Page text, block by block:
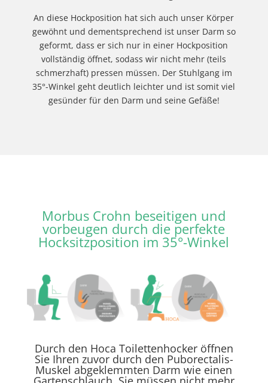
An diese Hockposition hat sich auch unser Körper
gewöhnt und dementsprechend ist unser Darm so
geformt, dass er sich nur in einer Hockposition
vollständig öffnet, sodass wir nicht mehr (teils
schmerzhaft) pressen müssen. Der Stuhlgang im
35°-Winkel geht deutlich leichter und ist somit viel
gesünder für den Darm und seine Gefäße!
Morbus Crohn beseitigen und
vorbeugen durch die perfekte
Hocksitzposition im 35°-Winkel
Durch den Hoca Toilettenhocker öffnen
Sie Ihren zuvor durch den Puborectalis-
Muskel abgeklemmten Darm wie einen